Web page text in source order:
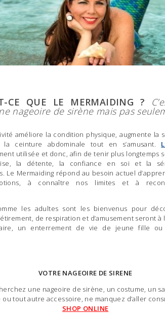
CE QUE LE MERMAIDING ?
nageoire de sirène mais pas
améliore la condition physique, augmente la
la ceinture abdominale tout en s’amusant.
utilisée et donc, afin de tenir plus longtemps
la détente, la confiance en soi et la
Le Mermaiding répond au besoin actuel
à connaître nos limites et à
les adultes sont les bienvenus pour
de respiration et d’amusement seront à
un enterrement de vie de jeune fille
VOTRE NAGEOIRE DE SIRENE
une nageoire de sirène, un costume, un
ou tout autre accessoire, ne manquez d’aller
SHOP ONLINE